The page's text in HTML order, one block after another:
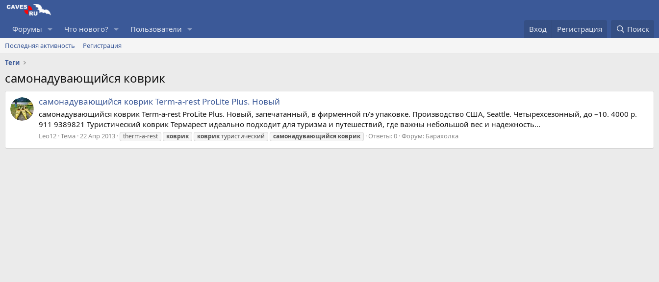
Форумы Что нового? Пользователи Вход Регистрация Поиск
Последняя активность
Регистрация
Теги
самонадувающийся коврик
самонадувающийся коврик Term-a-rest ProLite Plus. Новый
самонадувающийся коврик Term-a-rest ProLite Plus. Новый, запечатанный, в фирменной п/э упаковке. Производство США, Seattle. Четырехсезонный, до –10. 4000 р.
911 9389821 Туристический коврик Термарест идеально подходит для туризма и путешествий, где важны небольшой вес и надежность...
Leo12 Тема 22 Апр 2013 therm-a-rest коврик ковриктуристический самонадувающийся коврик Ответы: 0 Форум: Барахолка